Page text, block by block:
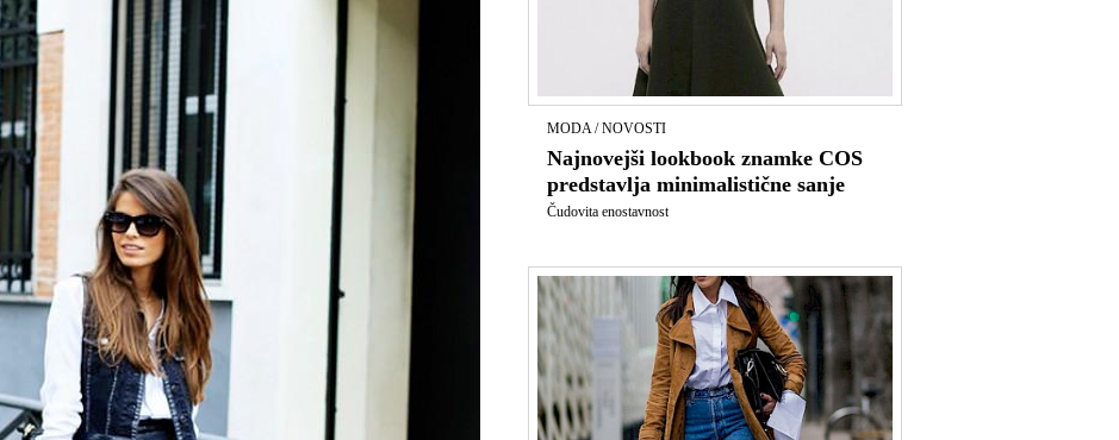
MODA / NOVOSTI
Najnovejši lookbook znamke COS
predstavlja minimalistične sanje
Čudovita enostavnost